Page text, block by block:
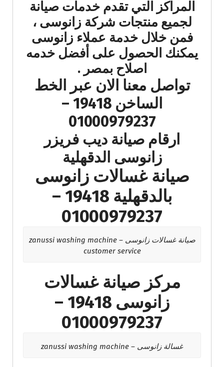
المراكز التي تقدم خدمات صيانة
لجميع منتجات شركة زانوسى ،
فمن خلال خدمة عملاء زانوسى
يمكنك الحصول على أفضل خدمه
اصلاح بمصر .
تواصل معنا الان عبر الخط
الساخن 19418 –
01000979237
ارقام صيانة ديب فريزر
زانوسى الدقهلية
صيانة غسالات زانوسى
بالدقهلية 19418 –
01000979237
صيانة غسالات زانوسى – zanussi washing machine
customer service
مركز صيانة غسالات
زانوسى 19418 –
01000979237
غسالة زانوسى – zanussi washing machine